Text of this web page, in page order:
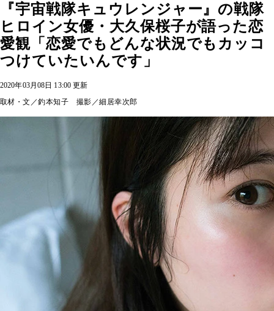
『宇宙戦隊キュウレンジャー』の戦隊
ヒロイン女優・大久保桜子が語った恋
愛観「恋愛でもどんな状況でもカッコ
つけていたいんです」
2020年03月08日 13:00 更新
取材・文／釣本知子 撮影／細居幸次郎